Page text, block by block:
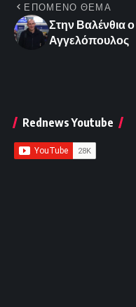
ΕΠΟΜΕΝΟ ΘΕΜΑ
Στην Βαλένθια ο
Αγγελόπουλος
Rednews Youtube